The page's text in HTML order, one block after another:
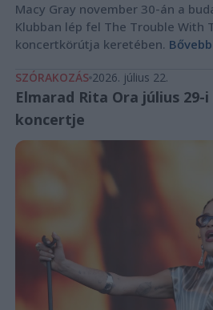
Macy Gray november 30-án a
Klubban lép fel The Trouble With
koncertkörútja keretében.
SZÓRAKOZÁS 2026. július 22.
Elmarad Rita Ora július 29-
koncertje